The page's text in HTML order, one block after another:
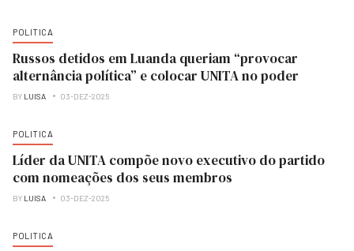
POLITICA
Russos detidos em Luanda queriam “provocar
alternância política” e colocar UNITA no poder
BY LUISA 03-DEZ-2025
POLITICA
Líder da UNITA compõe novo executivo do partido
com nomeações dos seus membros
BY LUISA 03-DEZ-2025
POLITICA